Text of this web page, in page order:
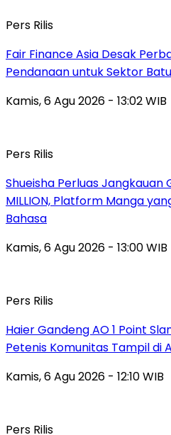
Pers Rilis
Fair Finance Asia Desak
Pendanaan untuk Sektor
Kamis, 6 Agu 2026 - 13:02 WIB
Pers Rilis
Shueisha Perluas Jangkauan
MILLION, Platform Manga
Bahasa
Kamis, 6 Agu 2026 - 13:00 WIB
Pers Rilis
Haier Gandeng AO 1 Point
Petenis Komunitas Tampil di
Kamis, 6 Agu 2026 - 12:10 WIB
Pers Rilis